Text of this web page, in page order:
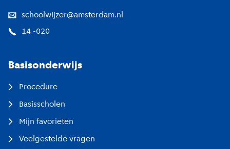
schoolwijzer@amsterdam.nl
14 -020
Basisonderwijs
Procedure
Basisscholen
Mijn favorieten
Veelgestelde vragen